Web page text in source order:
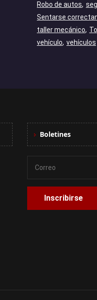
Robo de autos
Sentarse
taller mecánico
vehículo vehículos
Boletines